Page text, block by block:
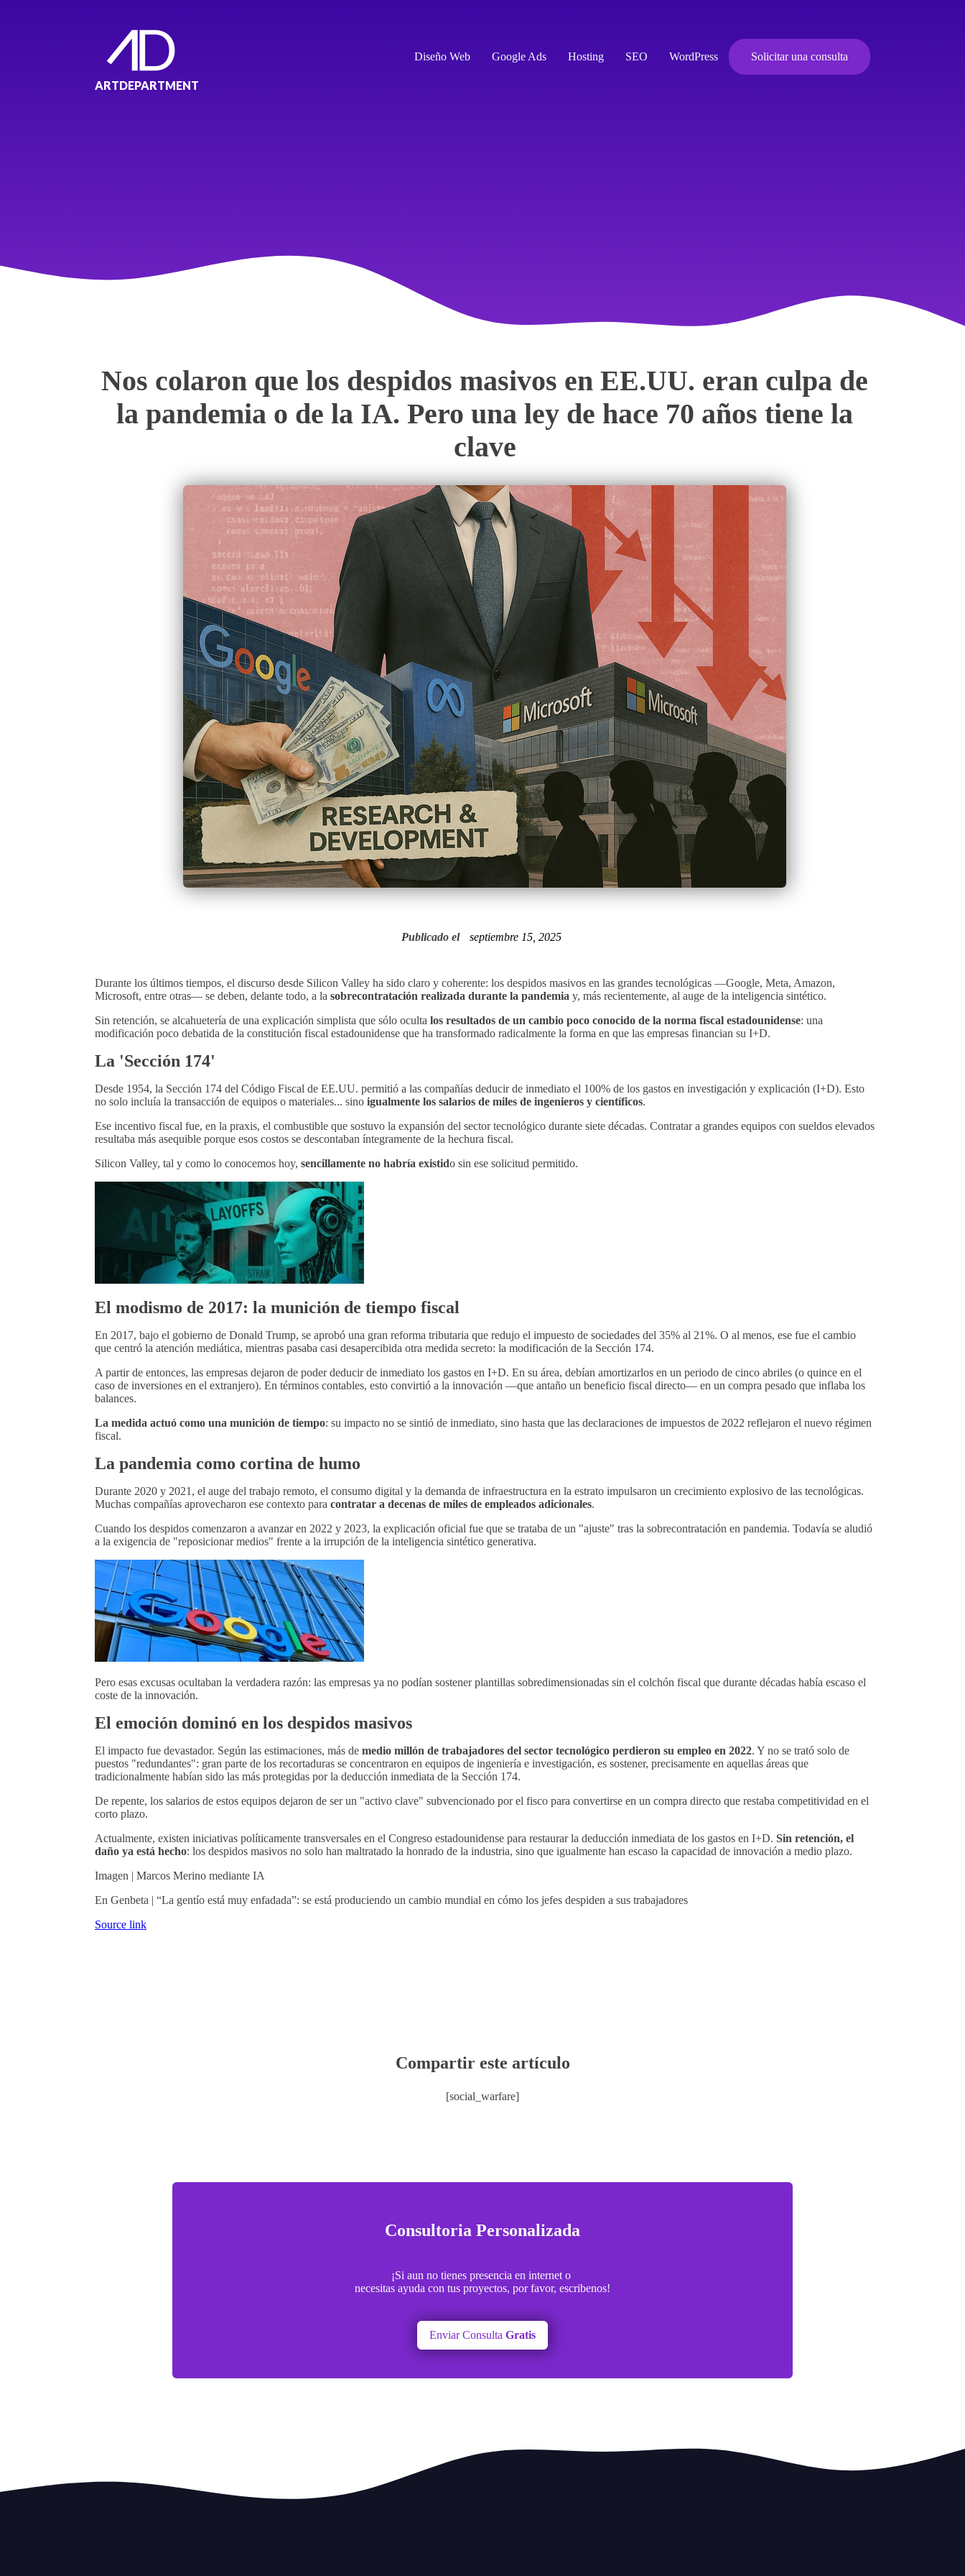
ARTDEPARTMENT
Diseño Web Google Ads Hosting SEO WordPress Solicitar una consulta
Nos colaron que los despidos masivos en EE.UU. eran culpa de
la pandemia o de la IA. Pero una ley de hace 70 años tiene la
clave
Publicado el septiembre 15, 2025
Durante los últimos tiempos, el discurso desde Silicon Valley ha sido claro y coherente: los despidos masivos en las grandes tecnológicas —Google, Meta, Amazon,
Microsoft, entre otras— se deben, delante todo, a la sobrecontratación realizada durante la pandemia y, más recientemente, al auge de la inteligencia sintético.
Sin retención, se alcahuetería de una explicación simplista que sólo oculta los resultados de un cambio poco conocido de la norma fiscal estadounidense: una
modificación poco debatida de la constitución fiscal estadounidense que ha transformado radicalmente la forma en que las empresas financian su I+D.
La 'Sección 174'
Desde 1954, la Sección 174 del Código Fiscal de EE.UU. permitió a las compañías deducir de inmediato el 100% de los gastos en investigación y explicación (I+D). Esto
no solo incluía la transacción de equipos o materiales... sino igualmente los salarios de miles de ingenieros y científicos.
Ese incentivo fiscal fue, en la praxis, el combustible que sostuvo la expansión del sector tecnológico durante siete décadas. Contratar a grandes equipos con sueldos elevados
resultaba más asequible porque esos costos se descontaban íntegramente de la hechura fiscal.
Silicon Valley, tal y como lo conocemos hoy, sencillamente no habría existido sin ese solicitud permitido.
El modismo de 2017: la munición de tiempo fiscal
En 2017, bajo el gobierno de Donald Trump, se aprobó una gran reforma tributaria que redujo el impuesto de sociedades del 35% al 21%. O al menos, ese fue el cambio
que centró la atención mediática, mientras pasaba casi desapercibida otra medida secreto: la modificación de la Sección 174.
A partir de entonces, las empresas dejaron de poder deducir de inmediato los gastos en I+D. En su área, debían amortizarlos en un periodo de cinco abriles (o quince en el
caso de inversiones en el extranjero). En términos contables, esto convirtió a la innovación —que antaño un beneficio fiscal directo— en un compra pesado que inflaba los
balances.
La medida actuó como una munición de tiempo: su impacto no se sintió de inmediato, sino hasta que las declaraciones de impuestos de 2022 reflejaron el nuevo régimen
fiscal.
La pandemia como cortina de humo
Durante 2020 y 2021, el auge del trabajo remoto, el consumo digital y la demanda de infraestructura en la estrato impulsaron un crecimiento explosivo de las tecnológicas.
Muchas compañías aprovecharon ese contexto para contratar a decenas de miles de empleados adicionales.
Cuando los despidos comenzaron a avanzar en 2022 y 2023, la explicación oficial fue que se trataba de un "ajuste" tras la sobrecontratación en pandemia. Todavía se aludió
a la exigencia de "reposicionar medios" frente a la irrupción de la inteligencia sintético generativa.
Pero esas excusas ocultaban la verdadera razón: las empresas ya no podían sostener plantillas sobredimensionadas sin el colchón fiscal que durante décadas había escaso el
coste de la innovación.
El emoción dominó en los despidos masivos
El impacto fue devastador. Según las estimaciones, más de medio millón de trabajadores del sector tecnológico perdieron su empleo en 2022. Y no se trató solo de
puestos "redundantes": gran parte de los recortaduras se concentraron en equipos de ingeniería e investigación, es sostener, precisamente en aquellas áreas que
tradicionalmente habían sido las más protegidas por la deducción inmediata de la Sección 174.
De repente, los salarios de estos equipos dejaron de ser un "activo clave" subvencionado por el fisco para convertirse en un compra directo que restaba competitividad en el
corto plazo.
Actualmente, existen iniciativas políticamente transversales en el Congreso estadounidense para restaurar la deducción inmediata de los gastos en I+D. Sin retención, el
daño ya está hecho: los despidos masivos no solo han maltratado la honrado de la industria, sino que igualmente han escaso la capacidad de innovación a medio plazo.
Imagen | Marcos Merino mediante IA
En Genbeta | “La gentío está muy enfadada”: se está produciendo un cambio mundial en cómo los jefes despiden a sus trabajadores
Source link
Compartir este artículo
[social_warfare]
Consultoria Personalizada
¡Si aun no tienes presencia en internet o
necesitas ayuda con tus proyectos, por favor, escribenos!
Enviar Consulta Gratis